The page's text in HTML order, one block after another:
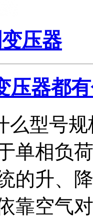
压器
压器都
么型号
单相负
的升、
靠空气